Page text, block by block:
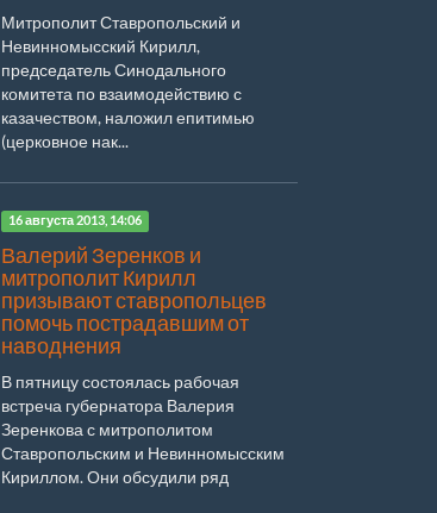
Митрополит Ставропольский и
Невинномысский Кирилл,
председатель Синодального
комитета по взаимодействию с
казачеством, наложил епитимью
(церковное нак...
16 августа 2013, 14:06
Валерий Зеренков и
митрополит Кирилл
призывают ставропольцев
помочь пострадавшим от
наводнения
В пятницу состоялась рабочая
встреча губернатора Валерия
Зеренкова с митрополитом
Ставропольским и Невинномысским
Кириллом. Они обсудили ряд